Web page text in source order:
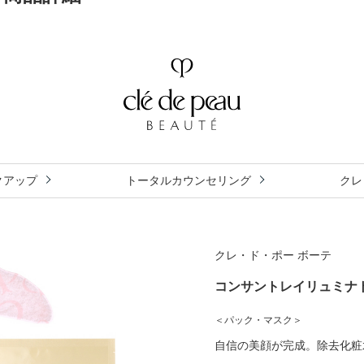
アップ トータルカウンセリング ク
クレ・ド・ポー ボーテ
コンサントレイリュミナ
＜パック・マスク＞
自信の美顔が完成。除去化